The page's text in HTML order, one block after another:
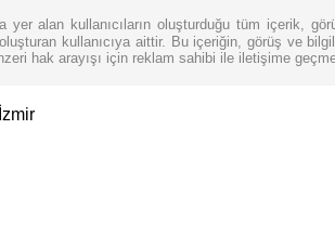
yer alan kullanıcıların oluşturduğu tüm içerik,
kullanıcıya aittir. Bu içeriğin, görüş ve
hak arayışı için reklam sahibi ile iletişime